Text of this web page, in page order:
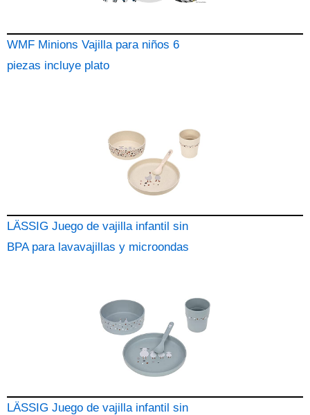
WMF Minions Vajilla para niños 6
piezas incluye plato
LÄSSIG Juego de vajilla infantil sin
BPA para lavavajillas y microondas
LÄSSIG Juego de vajilla infantil sin